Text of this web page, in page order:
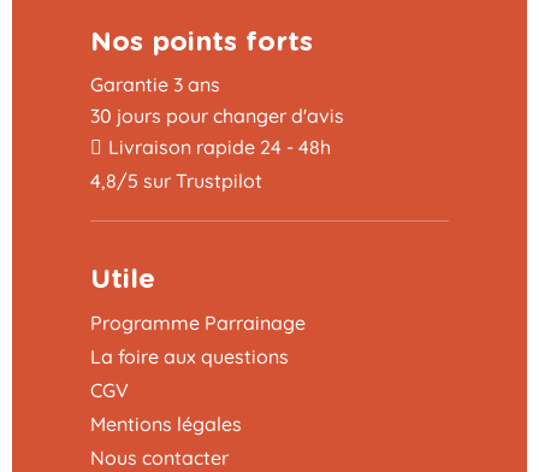
Nos points forts
Garantie 3 ans
30 jours pour changer d'avis
Livraison rapide 24 - 48h
4,8/5 sur Trustpilot
Utile
Programme Parrainage
La foire aux questions
CGV
Mentions légales
Nous contacter